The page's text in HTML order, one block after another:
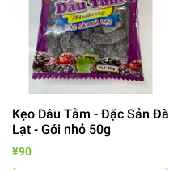
Kẹo Dâu Tằm - Đặc Sản Đà
Lạt - Gói nhỏ 50g
¥90